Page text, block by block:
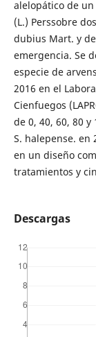
alelopático de
(L.) Perssobre
dubius Mart. y
emergencia. Se
especie de
2016 en el
Cienfuegos
de 0, 40, 60, 80
S. halepense. en
en un diseño
tratamientos y
Descargas